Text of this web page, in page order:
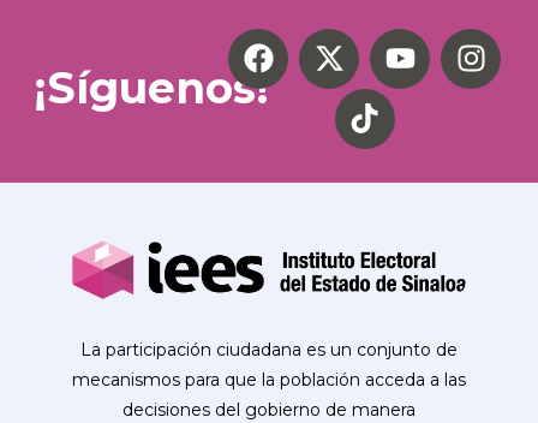
¡Síguenos!
La participación ciudadana es un conjunto de
mecanismos para que la población acceda a las
decisiones del gobierno de manera